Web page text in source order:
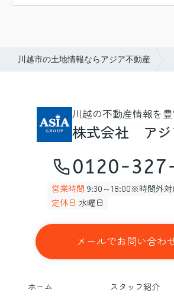
川越市の土地情報ならアジア不動産
川越の不動産情報を
株式会社 アジ
0120-
営業時間 9:30～18:00※時間外対
定休日 水曜日
メールでお問い合わ
ホーム スタッフ紹介